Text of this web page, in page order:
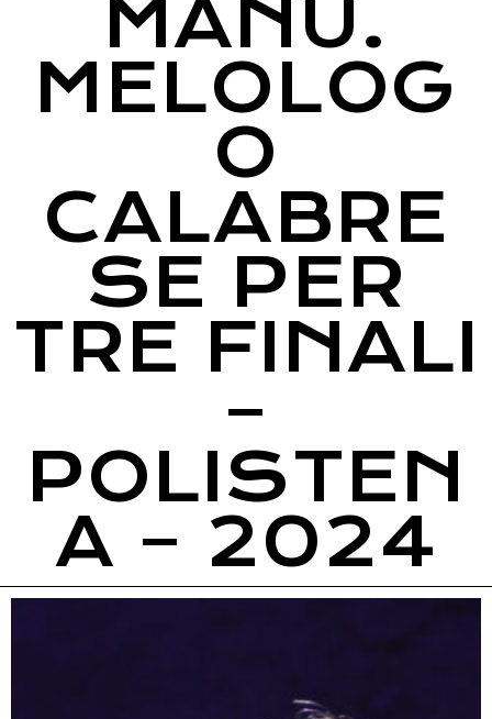
MANU.
MELOLOG
O
CALABRE
SE PER
TRE FINALI
–
POLISTEN
A – 2024